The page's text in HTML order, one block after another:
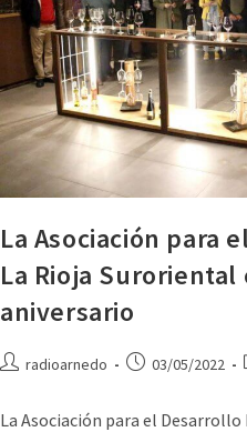
La Asociación para
La Rioja Suroriental
aniversario
radioarnedo 03/05/2022
La Asociación para el